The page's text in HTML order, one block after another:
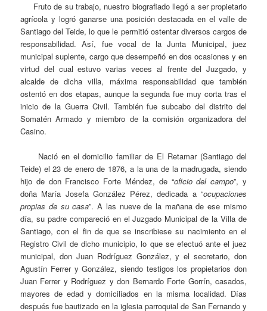
Fruto de su trabajo, nuestro biografiado llegó a ser propietario
agrícola y logró ganarse una posición destacada en el valle de
Santiago del Teide, lo que le permitió ostentar diversos cargos de
responsabilidad. Así, fue vocal de la Junta Municipal, juez
municipal suplente, cargo que desempeñó en dos ocasiones y en
virtud del cual estuvo varias veces al frente del Juzgado, y
alcalde de dicha villa, máxima responsabilidad que también
ostentó en dos etapas, aunque la segunda fue muy corta tras el
inicio de la Guerra Civil. También fue subcabo del distrito del
Somatén Armado y miembro de la comisión organizadora del
Casino.
Nació en el domicilio familiar de El Retamar (Santiago del
Teide) el 23 de enero de 1876, a la una de la madrugada, siendo
hijo de don Francisco Forte Méndez, de “oficio del campo”, y
doña María Josefa González Pérez, dedicada a “ocupaciones
propias de su casa”. A las nueve de la mañana de ese mismo
día, su padre compareció en el Juzgado Municipal de la Villa de
Santiago, con el fin de que se inscribiese su nacimiento en el
Registro Civil de dicho municipio, lo que se efectuó ante el juez
municipal, don Juan Rodríguez González, y el secretario, don
Agustín Ferrer y González, siendo testigos los propietarios don
Juan Ferrer y Rodríguez y don Bernardo Forte Gorrín, casados,
mayores de edad y domiciliados en la misma localidad. Días
después fue bautizado en la iglesia parroquial de San Fernando y